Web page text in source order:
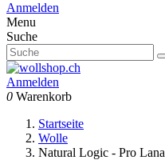
Anmelden
Menu
Suche
Anmelden
0 Warenkorb
Startseite
Wolle
Natural Logic - Pro Lana